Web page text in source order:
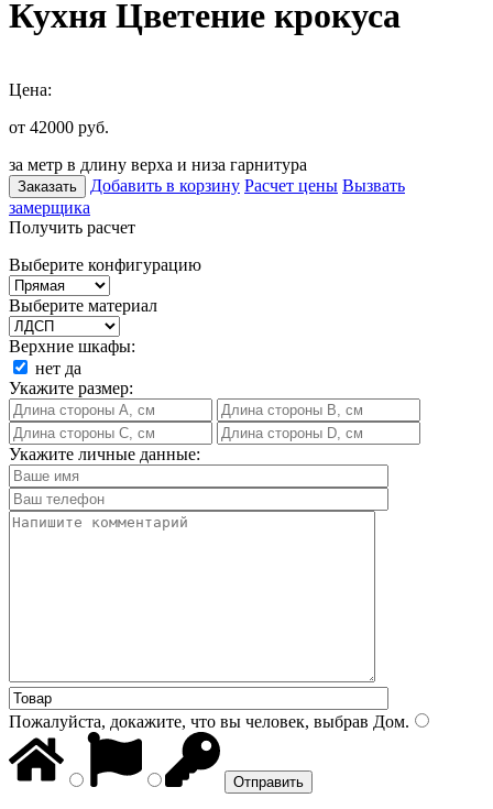
Кухня Цветение крокуса
Цена:
от 42000 руб.
за метр в длину верха и низа гарнитура
Заказать Добавить в корзину Расчет цены Вызвать
замерщика
Получить расчет
Выберите конфигурацию
Выберите материал
Верхние шкафы:
нет да
Укажите размер:
Укажите личные данные:
Пожалуйста, докажите, что вы человек, выбрав Дом.